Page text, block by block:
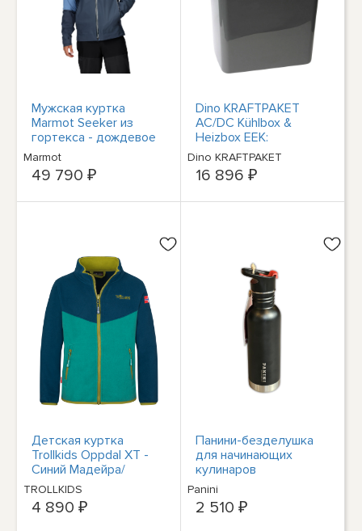
Мужская куртка
Marmot Seeker из
гортекса - дождевое
облако/грозовая туча
Marmot
49 790 ₽
Dino KRAFTPAKET
AC/DC Kühlbox &
Heizbox EEK:
Термоэлектрический
преобразователь
напряжения 12 В,...
Dino KRAFTPAKET
16 896 ₽
Детская куртка
Trollkids Oppdal XT -
Синий Мадейра/
Морской зеленый/
Грушево-зеленый
TROLLKIDS
4 890 ₽
Панини-безделушка
для начинающих
кулинаров
Panini
2 510 ₽